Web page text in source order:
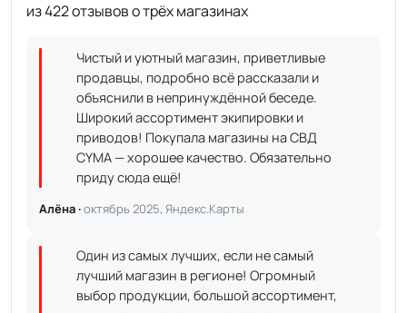
из 422 отзывов о трёх магазинах
Чистый и уютный магазин, приветливые
продавцы, подробно всё рассказали и
объяснили в непринуждённой беседе.
Широкий ассортимент экипировки и
приводов! Покупала магазины на СВД
CYMA — хорошее качество. Обязательно
приду сюда ещё!
Алёна ·октябрь 2025, Яндекс.Карты
Один из самых лучших, если не самый
лучший магазин в регионе! Огромный
выбор продукции, большой ассортимент,